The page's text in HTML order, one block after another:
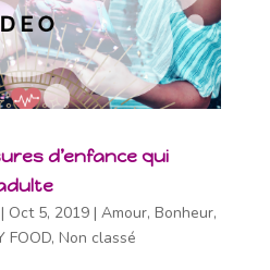
d’enfance qui
Oct 5, 2019| Amour, Bonheur,
FOOD, Non classé